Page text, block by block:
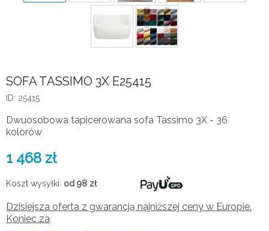
SOFA TASSIMO 3X E25415
ID: 25415
Dwuosobowa tapicerowana sofa Tassimo 3X - 36
kolorów
1 468 zł
Koszt wysyłki: od 98 zł
Dzisiejsza oferta z gwarancją najniższej ceny w Europie.
Koniec za: